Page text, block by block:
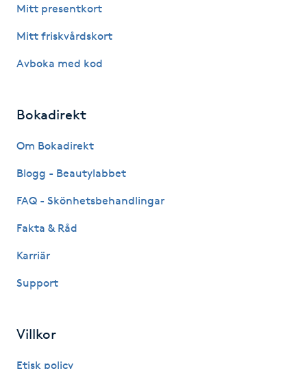
Idrottsmassage
Japansk massage
K18
Mitt presentkort
Mitt friskvårdskort
Avboka med kod
Bokadirekt
Om Bokadirekt
Blogg - Beautylabbet
FAQ - Skönhetsbehandlingar
Fakta & Råd
Karriär
Support
Villkor
Etisk policy